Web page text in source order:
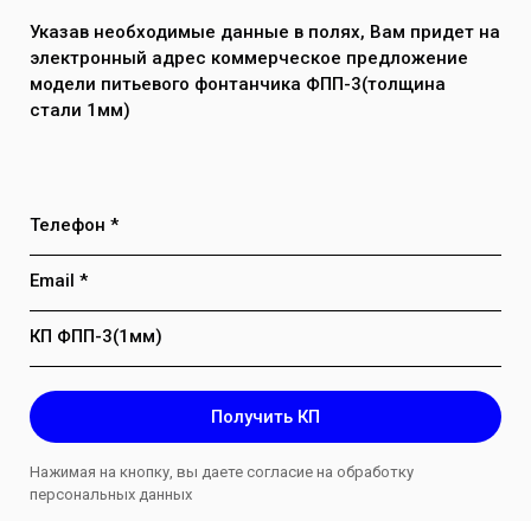
Указав необходимые данные в полях, Вам придет на
электронный адрес коммерческое предложение
модели питьевого фонтанчика ФПП-3(толщина
стали 1мм)
Телефон *
Email *
КП ФПП-3(1мм)
Получить КП
Нажимая на кнопку, вы даете согласие на обработку
персональных данных